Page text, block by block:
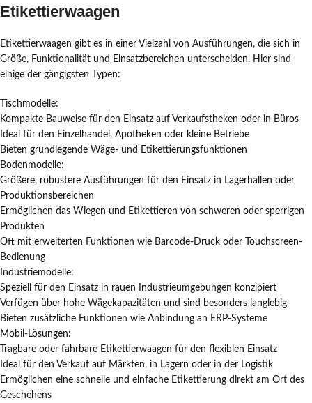
Etikettierwaagen
Etikettierwaagen gibt es in einer Vielzahl von Ausführungen, die sich in
Größe, Funktionalität und Einsatzbereichen unterscheiden. Hier sind
einige der gängigsten Typen:
Tischmodelle:
Kompakte Bauweise für den Einsatz auf Verkaufstheken oder in Büros
Ideal für den Einzelhandel, Apotheken oder kleine Betriebe
Bieten grundlegende Wäge- und Etikettierungsfunktionen
Bodenmodelle:
Größere, robustere Ausführungen für den Einsatz in Lagerhallen oder
Produktionsbereichen
Ermöglichen das Wiegen und Etikettieren von schweren oder sperrigen
Produkten
Oft mit erweiterten Funktionen wie Barcode-Druck oder Touchscreen-
Bedienung
Industriemodelle:
Speziell für den Einsatz in rauen Industrieumgebungen konzipiert
Verfügen über hohe Wägekapazitäten und sind besonders langlebig
Bieten zusätzliche Funktionen wie Anbindung an ERP-Systeme
Mobil-Lösungen:
Tragbare oder fahrbare Etikettierwaagen für den flexiblen Einsatz
Ideal für den Verkauf auf Märkten, in Lagern oder in der Logistik
Ermöglichen eine schnelle und einfache Etikettierung direkt am Ort des
Geschehens